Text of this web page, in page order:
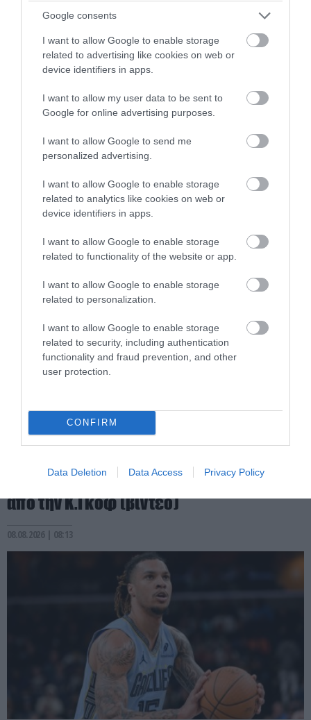
Google consents
I want to allow Google to enable storage
related to advertising like cookies on web or
device identifiers in apps.
I want to allow my user data to be sent to
Google for online advertising purposes.
I want to allow Google to send me
personalized advertising.
I want to allow Google to enable storage
related to analytics like cookies on web or
device identifiers in apps.
I want to allow Google to enable storage
related to functionality of the website or app.
I want to allow Google to enable storage
related to personalization.
I want to allow Google to enable storage
related to security, including authentication
functionality and fraud prevention, and other
user protection.
CONFIRM
Data Deletion Data Access Privacy Policy
PRONEWS.GR /ΔΙΕΘΝΕΣ ΠΟΔΟΣΦΑΙΡΟ
Γιώργος Κούτσιας: Ο Έλληνας επιθετικός
της Φαμαλικάο πέτυχε το πρώτο γκολ
της φετινής Primeira Liga- Δείτε βίντεο
08.08.2026 | 08:32
PRONEWS.GR /ΑΛΛΑ ΣΠΟΡ
Αποκλείστηκε ξανά η Μαρία Σάκκαρη:
Γνώρισε γρήγορη ήττα με 2-0 στα σετ
από την Κ.Γκοφ (βίντεο)
08.08.2026 | 08:13